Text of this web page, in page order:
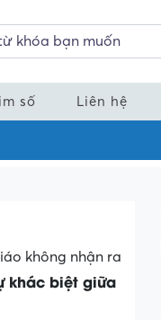
số Liên hệ
không nhận ra
khác biệt giữa